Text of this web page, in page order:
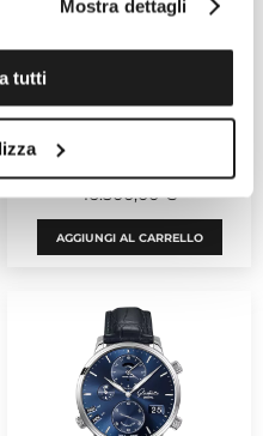
Mostra dettagli
tutti
GLASHUTTE ORIGINAL
16.500,00 €
AGGIUNGI AL CARRELLO